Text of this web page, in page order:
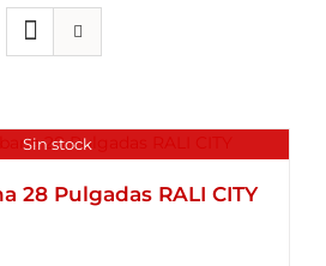
DE BICICLETAS
BLOG
Sin stock
28 Pulgadas RALI CITY